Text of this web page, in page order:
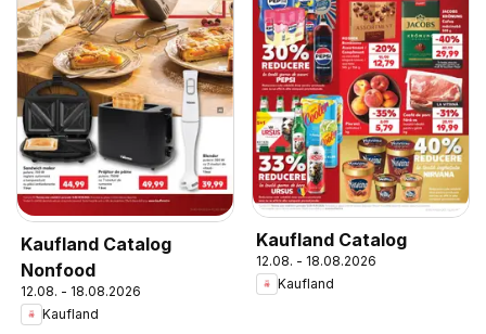
Kaufland Catalog
Nonfood
12.08. - 18.08.2026
Kaufland
Kaufland Catalog
12.08. - 18.08.2026
Kaufland